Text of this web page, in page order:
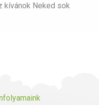
kívánok Neked sok